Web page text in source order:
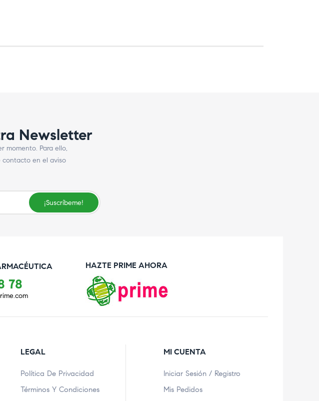
Newsletter
momento. Para ello,
contacto en el aviso
¡Suscríbeme!
78
HAZTE PRIME AHORA
LEGAL
Política De Privacidad
Términos Y Condiciones
MI CUENTA
Iniciar Sesión / Registro
Mis Pedidos